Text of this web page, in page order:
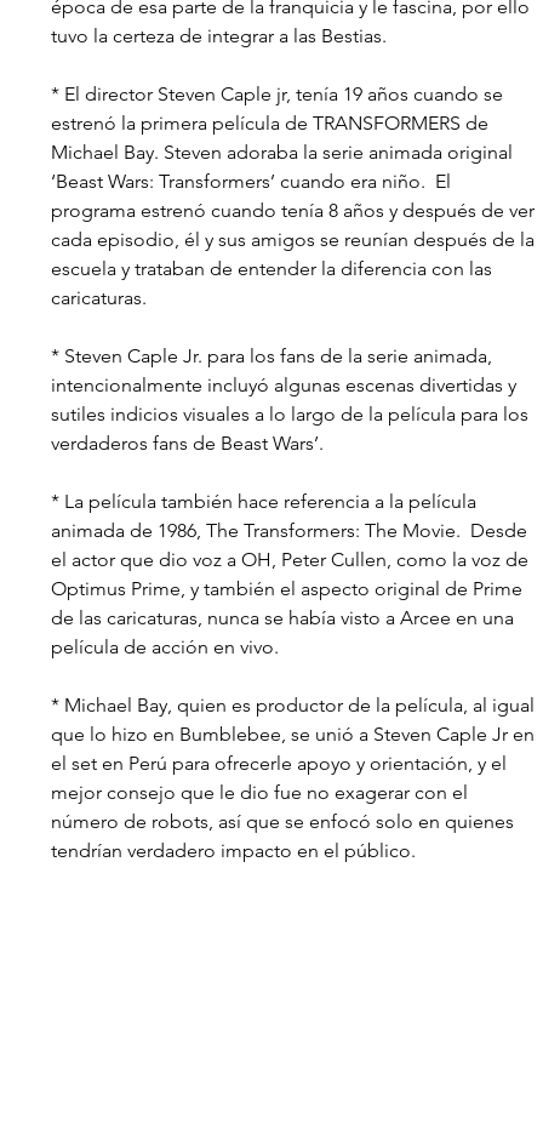
época de esa parte de la franquicia y le fascina, por ello
tuvo la certeza de integrar a las Bestias.
* El director Steven Caple jr, tenía 19 años cuando se
estrenó la primera película de TRANSFORMERS de
Michael Bay. Steven adoraba la serie animada original
‘Beast Wars: Transformers’ cuando era niño.  El
programa estrenó cuando tenía 8 años y después de ver
cada episodio, él y sus amigos se reunían después de la
escuela y trataban de entender la diferencia con las
caricaturas.
* Steven Caple Jr. para los fans de la serie animada,
intencionalmente incluyó algunas escenas divertidas y
sutiles indicios visuales a lo largo de la película para los
verdaderos fans de Beast Wars’.
* La película también hace referencia a la película
animada de 1986, The Transformers: The Movie.  Desde
el actor que dio voz a OH, Peter Cullen, como la voz de
Optimus Prime, y también el aspecto original de Prime
de las caricaturas, nunca se había visto a Arcee en una
película de acción en vivo.
* Michael Bay, quien es productor de la película, al igual
que lo hizo en Bumblebee, se unió a Steven Caple Jr en
el set en Perú para ofrecerle apoyo y orientación, y el
mejor consejo que le dio fue no exagerar con el
número de robots, así que se enfocó solo en quienes
tendrían verdadero impacto en el público.